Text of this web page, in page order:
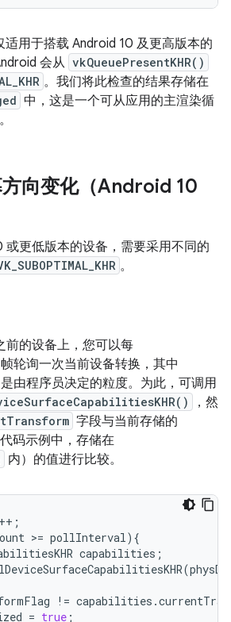
用于搭载 Android 10 及更高版本的
会从 vkQueuePresentKHR()
。我们将此检查的结果存储在
中，这是一个可从应用的主渲染循
。
向变化（Android 10
或更低版本的设备，需要采用不同的
。
前的设备上，您可以每
帧轮询一次当前设备转换，其中
是由程序员决定的粒度。为此，可调用
，然
字段与当前存储的
码示例中，存储在
内）的值进行比较。
++ ;
>= pollInterval){
capabilities ;
(
!= capabilities .
= true ;